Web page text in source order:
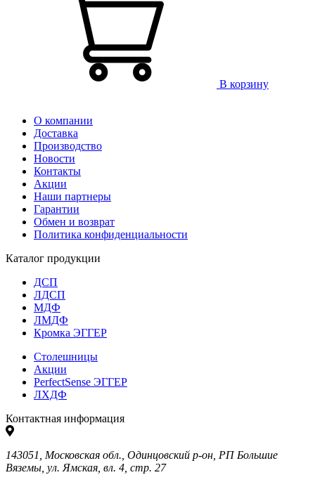
В корзину
О компании
Доставка
Производство
Новости
Контакты
Акции
Наши партнеры
Гарантии
Обмен и возврат
Политика конфиденциальности
Каталог продукции
ДСП
ЛДСП
МДФ
ЛМДФ
Кромка ЭГГЕР
Столешницы
Акции
PerfectSense ЭГГЕР
ЛХДФ
Контактная информация
143051, Московская обл., Одинцовский р-он, РП Большие
Вяземы, ул. Ямская, вл. 4, стр. 27